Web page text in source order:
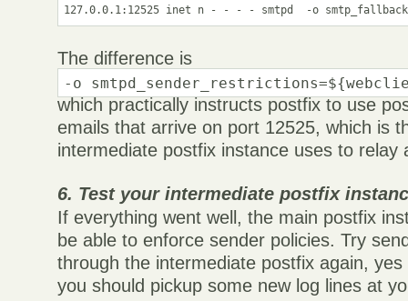
The difference is
-o
which practically instructs postfix to use
emails that arrive on port 12525, which is
intermediate postfix instance uses to relay
6. Test your intermediate postfix
If everything went well, the main postfix
be able to enforce sender policies. Try
through the intermediate postfix again,
you should pickup some new log lines at